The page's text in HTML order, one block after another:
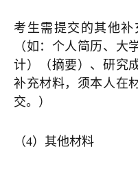
考生需提交的其他补
（如：个人简历、大
计）（摘要）、研究
补充材料，须本人在
交。）
（4）其他材料